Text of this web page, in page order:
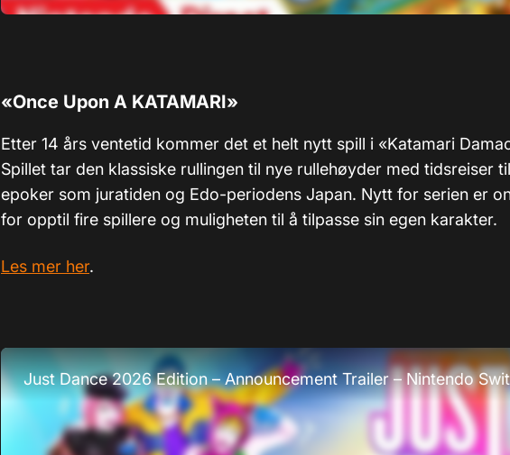
«Once Upon A KATAMARI»
Etter 14 års ventetid kommer det et helt nytt spill i «Katamari
Spillet tar den klassiske rullingen til nye rullehøyder med tidsreiser
epoker som juratiden og Edo-periodens Japan. Nytt for serien er
for opptil fire spillere og muligheten til å tilpasse sin egen karakter.
Les mer her.
Just Dance 2026 Edition – Announcement Trailer – Nintendo